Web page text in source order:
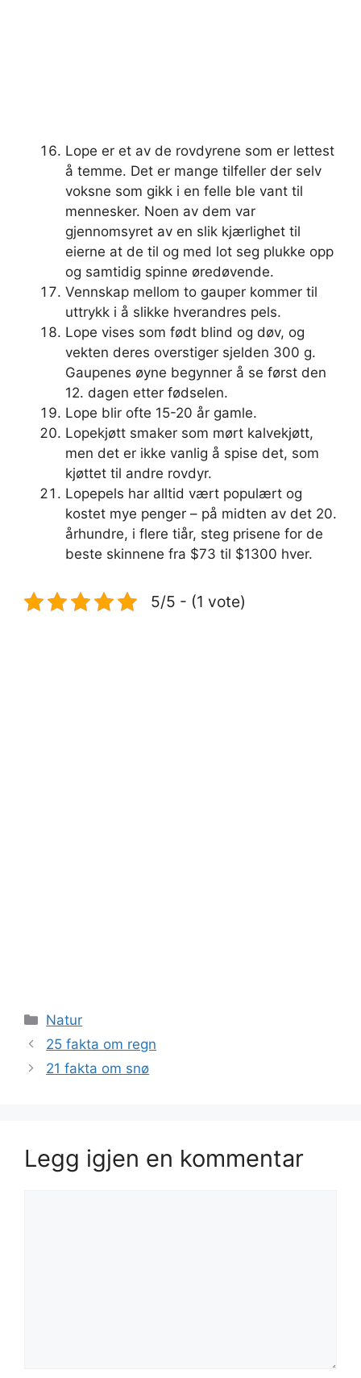
Lope er et av de rovdyrene som er lettest
å temme. Det er mange tilfeller der selv
voksne som gikk i en felle ble vant til
mennesker. Noen av dem var
gjennomsyret av en slik kjærlighet til
eierne at de til og med lot seg plukke opp
og samtidig spinne øredøvende.
Vennskap mellom to gauper kommer til
uttrykk i å slikke hverandres pels.
Lope vises som født blind og døv, og
vekten deres overstiger sjelden 300 g.
Gaupenes øyne begynner å se først den
12. dagen etter fødselen.
Lope blir ofte 15-20 år gamle.
Lopekjøtt smaker som mørt kalvekjøtt,
men det er ikke vanlig å spise det, som
kjøttet til andre rovdyr.
Lopepels har alltid vært populært og
kostet mye penger – på midten av det 20.
århundre, i flere tiår, steg prisene for de
beste skinnene fra $73 til $1300 hver.
5/5 - (1 vote)
Kategorier
Natur
25 fakta om regn
21 fakta om snø
Legg igjen en kommentar